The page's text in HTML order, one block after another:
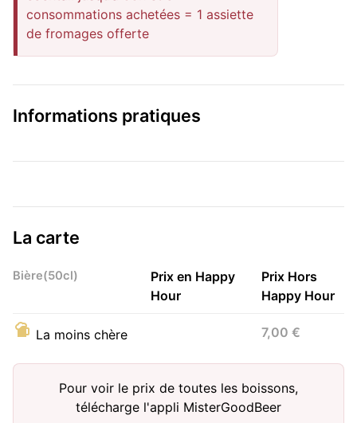
consommations achetées = 1 assiette
de fromages offerte
Informations pratiques
La carte
Bière(50cl)
Prix en Happy
Hour
Prix Hors
Happy Hour
La moins chère 7,00 €
Pour voir le prix de toutes les boissons,
télécharge l'appli MisterGoodBeer